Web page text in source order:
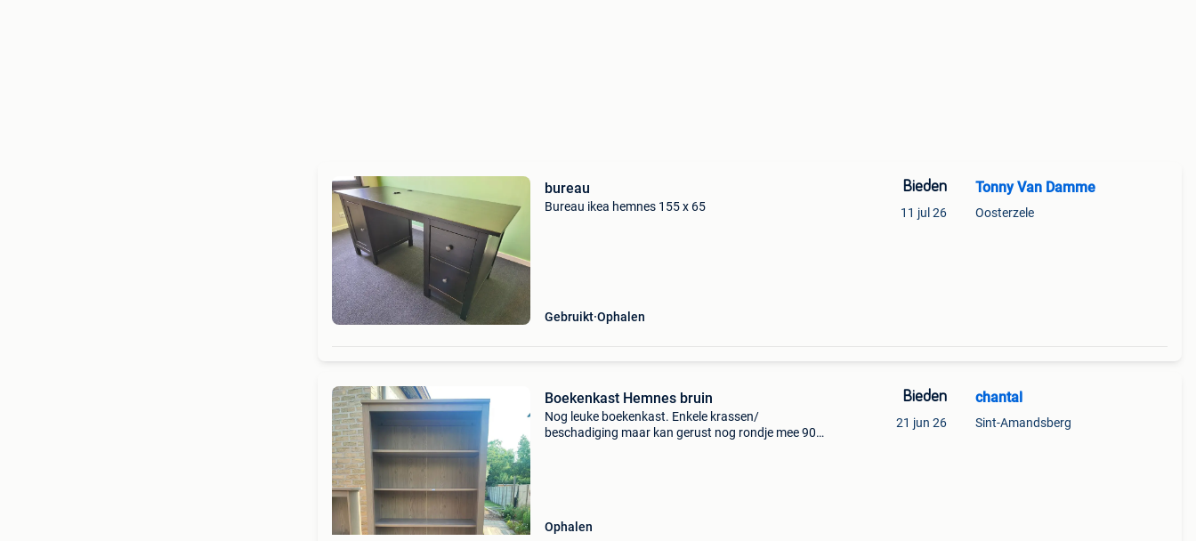
bureau
Bureau ikea hemnes 155 x 65
Gebruikt Ophalen
Bieden
11 jul 26
Tonny Van Damme
Oosterzele
Boekenkast Hemnes bruin
Nog leuke boekenkast. Enkele krassen/
beschadiging maar kan gerust nog rondje mee 90
Ophalen
Bieden
21 jun 26
chantal
Sint-Amandsberg